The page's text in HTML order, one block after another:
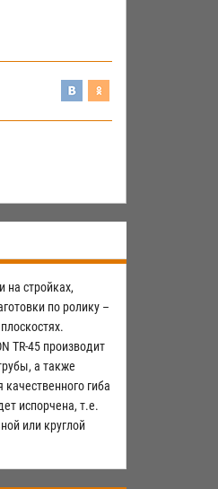
на стройках,
по ролику –
TR-45 производит
а также
гиба
испорчена, т.е.
или круглой